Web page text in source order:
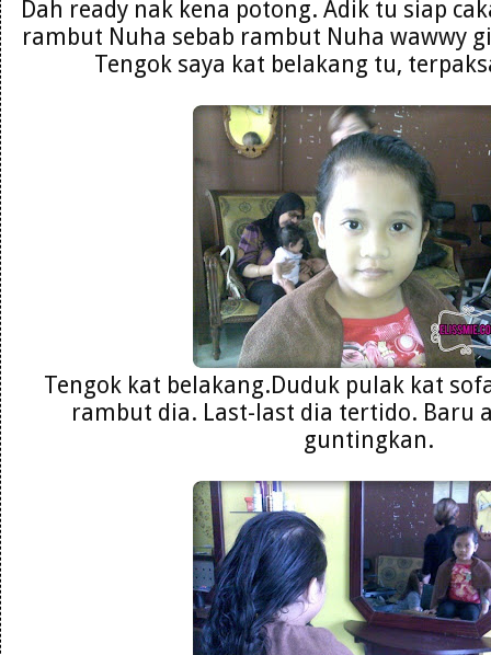
Dah ready nak kena potong. Adik tu siap
rambut Nuha sebab rambut Nuha wawwy
Tengok saya kat belakang tu,
Tengok kat belakang.Duduk pulak kat
rambut dia. Last-last dia tertido. Baru
guntingkan.